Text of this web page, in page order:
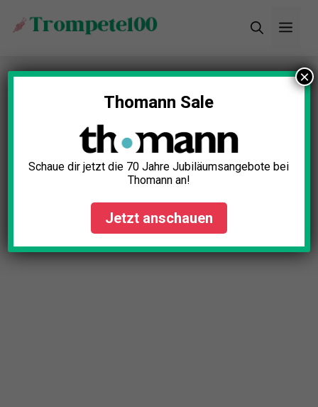
Inhalt
Startseite»Blog»Materialwahl Trompete: So
beeinflusst es den Klang
Materialwahl Trompete: So
beeinflusst es den Klang
August 5, 2025
Thomann Sale
Schaue dir jetzt die 70 Jahre Jubiläumsangebote bei
Thomann an!
Jetzt anschauen
×